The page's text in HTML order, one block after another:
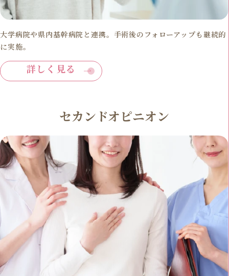
大学病院や県内基幹病院と連携。手術後のフォローアップも継続的
に実施。
詳しく見る
セカンドオピニオン